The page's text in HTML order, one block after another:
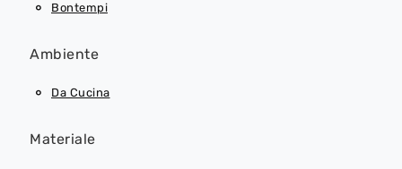
Bontempi
Ambiente
Da Cucina
Materiale